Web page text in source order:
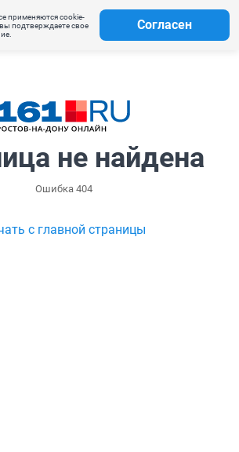
применяются cookie-
подтверждаете свое
Согласен
не найдена
Ошибка 404
с главной страницы